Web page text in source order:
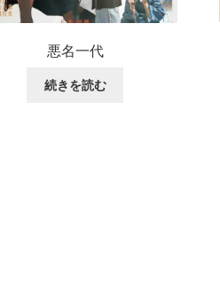
悪名一代
続きを読む